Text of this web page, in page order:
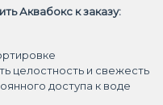
Аквабокс к заказу:
целостность и свежесть
доступа к воде